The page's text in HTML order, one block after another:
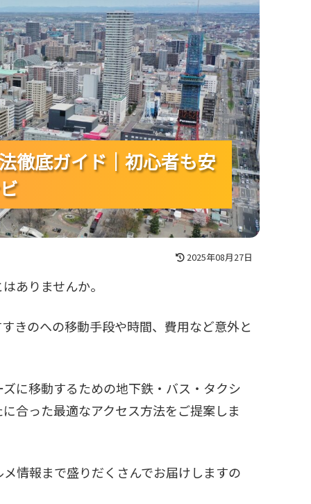
徹底ガイド｜初心者も安
徹底ガイド｜初心者も安
徹底ガイド｜初心者も安
2025年08月27日
ありませんか。
きのへの移動手段や時間、費用など意外と
に移動するための地下鉄・バス・タクシ
合った最適なアクセス方法をご提案しま
情報まで盛りだくさんでお届けしますの